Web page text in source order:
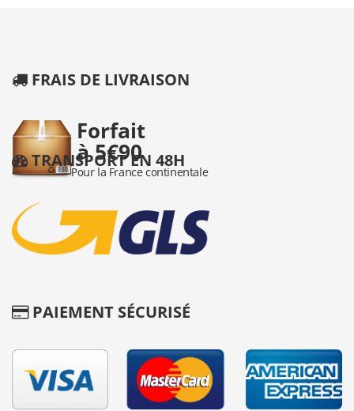
FRAIS DE LIVRAISON
TRANSPORT EN 48H
PAIEMENT SÉCURISÉ